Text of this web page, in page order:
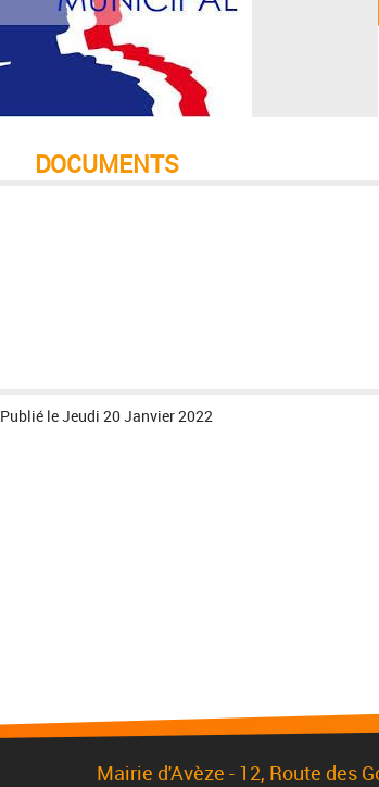
DOCUMENTS
Publié leJeudi 20 Janvier 2022
Mairie d'Avèze - 12, Route des